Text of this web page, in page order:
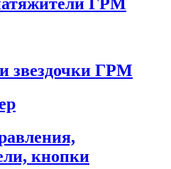
звездочки ГРМ
кнопки